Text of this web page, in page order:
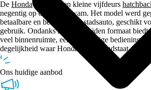
De HondaLogo is een kleine vijfdeurs
negentig op de markt kwam. Het model werd
betaalbare en betrouwbare stadsauto, geschikt
gebruik. Ondanks zijn bescheiden formaat biedt
veel binnenruimte, een eenvoudige bediening
degelijkheid waar Honda om bekendstaat.
Ons huidige aanbod